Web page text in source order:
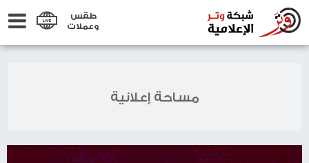
طقس
وعملات
مساحة إعلانية